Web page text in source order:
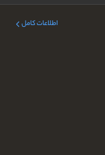
اطلاعات کامل